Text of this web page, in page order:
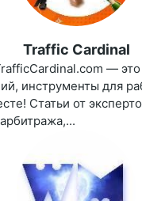
Traffic Cardinal
—
инструменты для
Статьи от